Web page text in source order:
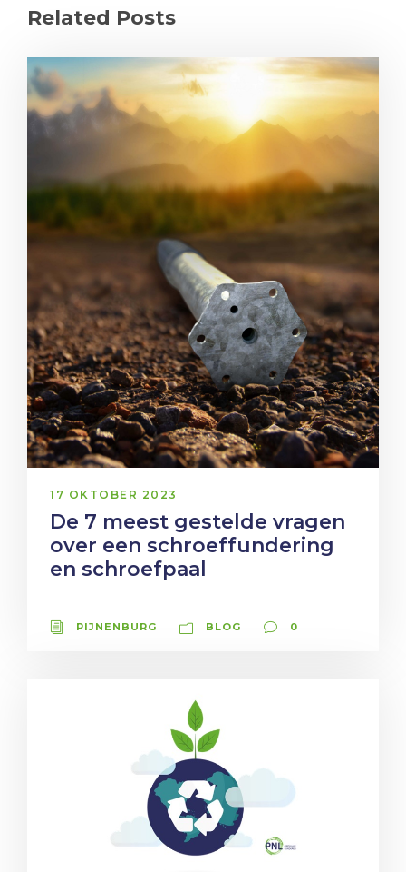
Related Posts
17 OKTOBER 2023
De 7 meest gestelde vragen
over een schroeffundering
en schroefpaal
PIJNENBURG BLOG 0